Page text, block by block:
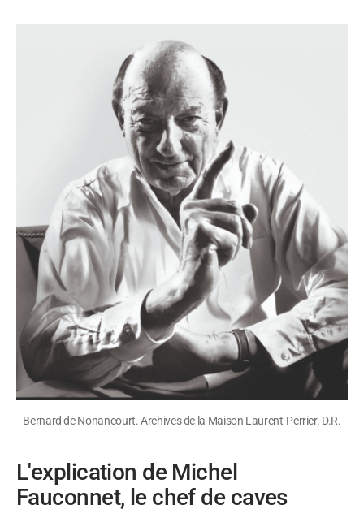
Bernard de Nonancourt. Archives de la Maison Laurent-Perrier. D.R.
L'explication de Michel
Fauconnet, le chef de caves